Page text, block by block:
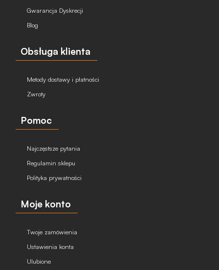
Gwarancja Dyskrecji
Blog
Obsługa klienta
Metody dostawy i płatności
Zwroty
Pomoc
Najczęstsze pytania
Regulamin sklepu
Polityka prywatności
Moje konto
Twoje zamówienia
Ustawienia konta
Ulubione